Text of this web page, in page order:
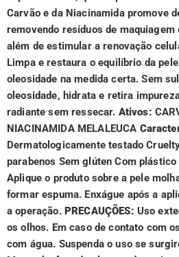
Carvão e da Niacinamida promove
removendo resíduos de maquiagem
além de estimular a renovação
Limpa e restaura o equilíbrio da
oleosidade na medida certa. Sem
oleosidade, hidrata e retira
radiante sem ressecar. Ativos:
NIACINAMIDA MELALEUCA
Dermatologicamente testado
parabenos Sem glúten Com
Aplique o produto sobre a pele
formar espuma. Enxágue após a
a operação. PRECAUÇÕES: Uso
os olhos. Em caso de contato com
com água. Suspenda o uso se